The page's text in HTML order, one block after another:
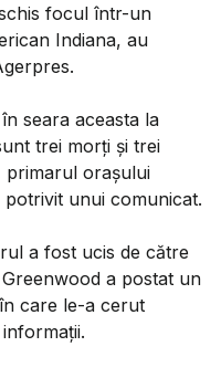
focul într-un
Indiana, au
seara aceasta la
trei morţi şi trei
primarul oraşului
unui comunicat.
a fost ucis de către
a postat un
care le-a cerut